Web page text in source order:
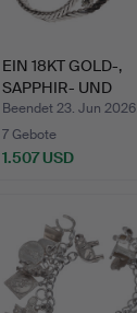
EIN 18KT GOLD-,
SAPPHIR- UND
DIAMANTARMREI…
Beendet 23. Jun 2026
7 Gebote
1.507 USD